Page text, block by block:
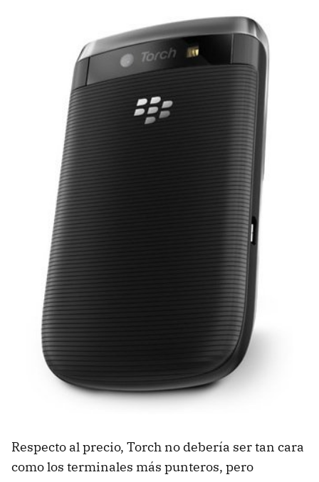
Respecto al precio, Torch no debería ser tan cara
como los terminales más punteros, pero